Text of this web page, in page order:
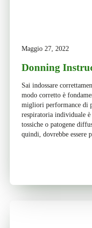
Maggio 27, 2022
Donning
Sai indossare
modo corretto è
migliori performance di
respiratoria individuale è
tossiche o patogene
quindi, dovrebbe essere